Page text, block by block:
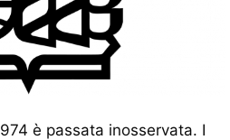
è passata inosservata. I